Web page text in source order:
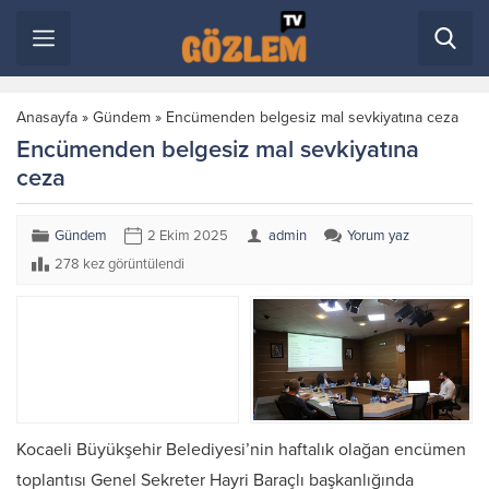
Anasayfa » Gündem » Encümenden belgesiz mal sevkiyatına ceza
Encümenden belgesiz mal sevkiyatına
ceza
Gündem 2 Ekim 2025 admin
Yorum yaz
278 kez görüntülendi
Kocaeli Büyükşehir Belediyesi’nin haftalık olağan encümen
toplantısı Genel Sekreter Hayri Baraçlı başkanlığında